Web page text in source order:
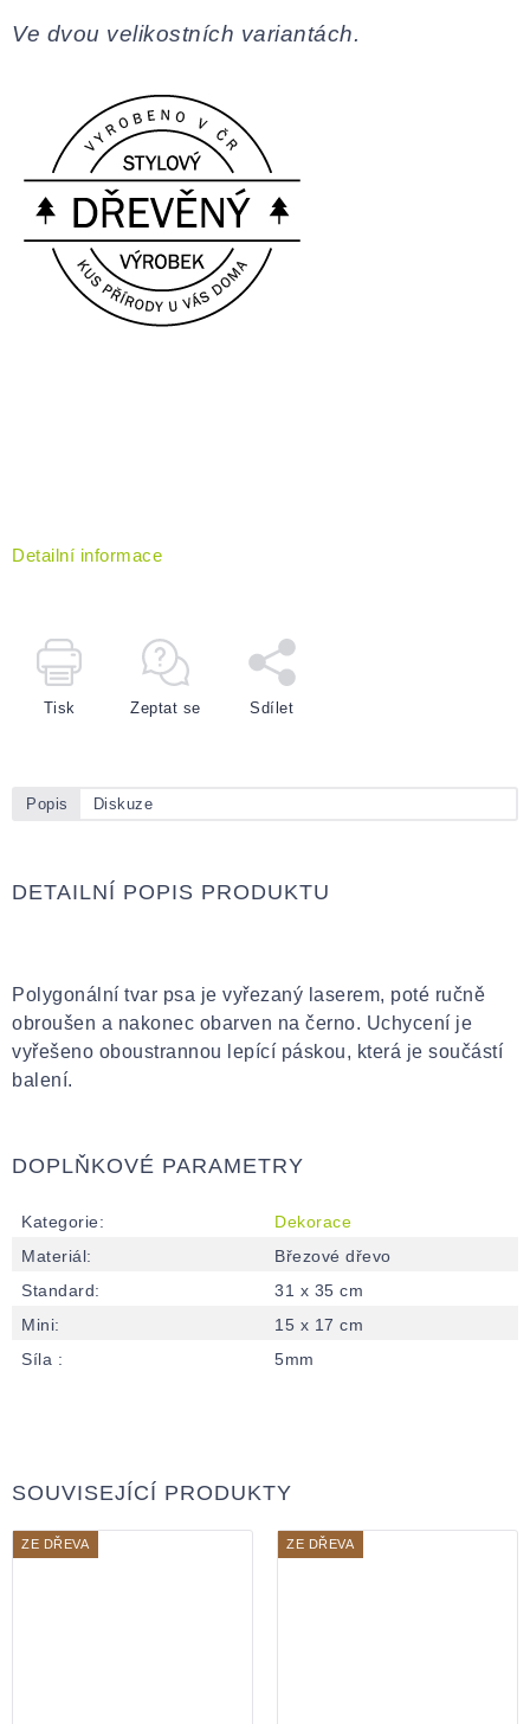
Ve dvou velikostních variantách.
Detailní informace
Tisk Zeptat se Sdílet
Popis Diskuze
DETAILNÍ POPIS PRODUKTU
Polygonální tvar psa je vyřezaný laserem, poté ručně
obroušen a nakonec obarven na černo. Uchycení je
vyřešeno oboustrannou lepící páskou, která je součástí
balení.
DOPLŇKOVÉ PARAMETRY
Kategorie:
Dekorace
Materiál:
Březové dřevo
Standard:
31 x 35 cm
Mini:
15 x 17 cm
Síla : 5mm
SOUVISEJÍCÍ PRODUKTY
ZE DŘEVA ZE DŘEVA